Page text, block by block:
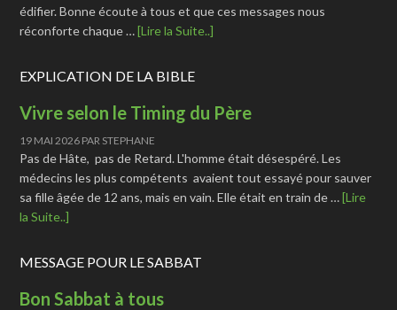
édifier. Bonne écoute à tous et que ces messages nous
réconforte chaque …[Lire la Suite..]
EXPLICATION DE LA BIBLE
Vivre selon le Timing du Père
19 MAI 2026 PAR STEPHANE
Pas de Hâte, pas de Retard. L'homme était désespéré. Les
médecins les plus compétents avaient tout essayé pour sauver
sa fille âgée de 12 ans, mais en vain. Elle était en train de …[Lire
la Suite..]
MESSAGE POUR LE SABBAT
Bon Sabbat à tous